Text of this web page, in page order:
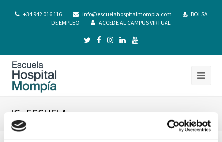
+34 942 016 116 info@escuelahospitalmompia.com
BOLSA
DE EMPLEO
ACCEDE AL CAMPUS VIRTUAL
IG_ESCUELA